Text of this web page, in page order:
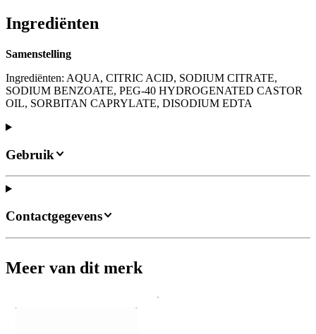
Ingrediënten
Samenstelling
Ingrediënten: AQUA, CITRIC ACID, SODIUM CITRATE,
SODIUM BENZOATE, PEG-40 HYDROGENATED CASTOR
OIL, SORBITAN CAPRYLATE, DISODIUM EDTA
Gebruik
Contactgegevens
Meer van dit merk